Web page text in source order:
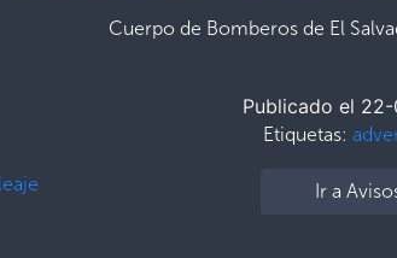
Cuerpo de Bomberos de El
Publicado el
Etiquetas:
Ir a